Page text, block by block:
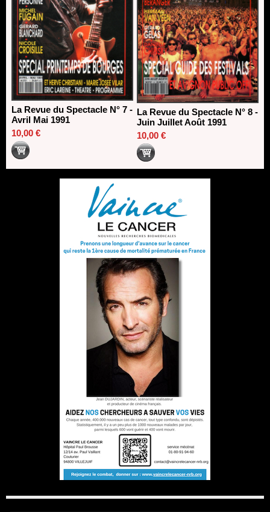
La Revue du Spectacle N° 7 -
Avril Mai 1991
10,00 €
La Revue du Spectacle N° 8 -
Juin Juillet Août 1991
10,00 €